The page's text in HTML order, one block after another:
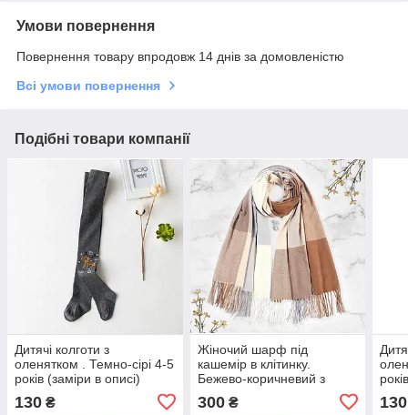
Умови повернення
Повернення товару впродовж 14 днів за домовленістю
Всі умови повернення
Подібні товари компанії
Дитячі колготи з
оленятком . Темно-сірі 4-5
років (заміри в описі)
130 ₴
Жіночий шарф під
кашемір в клітинку.
Бежево-коричневий з
300₴ 130